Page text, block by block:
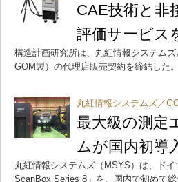
CAE技術と非
評価サービス
構造計画研究所は、丸紅情報システム
GOM製）の代理店販売契約を締結した。
丸紅情報システムズ／
最大級の測定
ムが国内初導
丸紅情報システムズ（MSYS）は、ド
ScanBox Series 8」を、国内で初めて